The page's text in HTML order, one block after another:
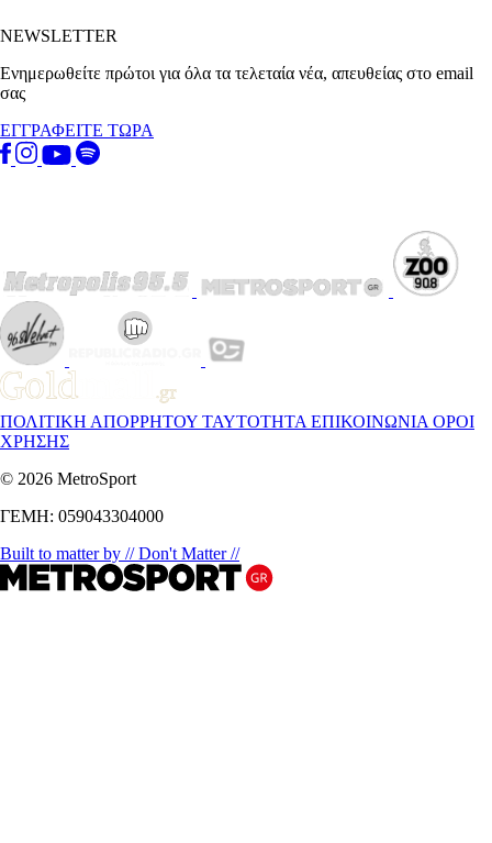
NEWSLETTER
Ενημερωθείτε πρώτοι για όλα τα τελεταία νέα, απευθείας στο email
σας
ΕΓΓΡΑΦΕΙΤΕ ΤΩΡΑ
ΠΟΛΙΤΙΚΗ ΑΠΟΡΡΗΤΟΥ ΤΑΥΤΟΤΗΤΑ ΕΠΙΚΟΙΝΩΝΙΑ ΟΡΟΙ
ΧΡΗΣΗΣ
© 2026 MetroSport
ΓΕΜΗ: 059043304000
Built to matter by // Don't Matter //